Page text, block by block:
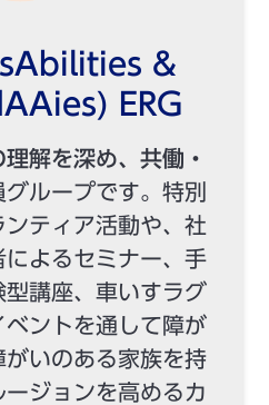
&
ERG
解を深め、共働・
グループです。特別
ティア活動や、社
よるセミナー、手
講座、車いすラグ
ベントを通して障が
がいのある家族を持
ジョンを高めるカ